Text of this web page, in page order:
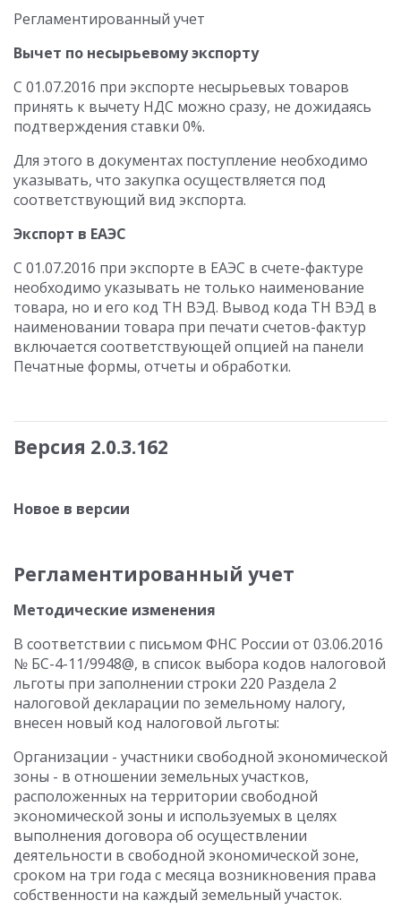
Регламентированный учет
Вычет по несырьевому экспорту
С 01.07.2016 при экспорте несырьевых товаров
принять к вычету НДС можно сразу, не дожидаясь
подтверждения ставки 0%.
Для этого в документах поступление необходимо
указывать, что закупка осуществляется под
соответствующий вид экспорта.
Экспорт в ЕАЭС
С 01.07.2016 при экспорте в ЕАЭС в счете-фактуре
необходимо указывать не только наименование
товара, но и его код ТН ВЭД. Вывод кода ТН ВЭД в
наименовании товара при печати счетов-фактур
включается соответствующей опцией на панели
Печатные формы, отчеты и обработки.
Версия 2.0.3.162
Новое в версии
Регламентированный учет
Методические изменения
В соответствии с письмом ФНС России от 03.06.2016
№ БС-4-11/9948@, в список выбора кодов налоговой
льготы при заполнении строки 220 Раздела 2
налоговой декларации по земельному налогу,
внесен новый код налоговой льготы:
Организации - участники свободной экономической
зоны - в отношении земельных участков,
расположенных на территории свободной
экономической зоны и используемых в целях
выполнения договора об осуществлении
деятельности в свободной экономической зоне,
сроком на три года с месяца возникновения права
собственности на каждый земельный участок.